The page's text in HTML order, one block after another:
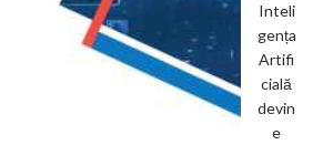
Inteli
gența
Artifi
cială
devin
e